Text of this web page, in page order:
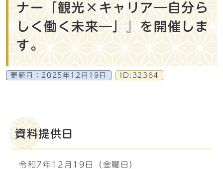
ナー「観光×キャリア―自分ら
しく働く未来―」』を開催しま
す。
更新日： 2025年12月19日 ID:32364
資料提供日
令和7年12月19日（金曜日）